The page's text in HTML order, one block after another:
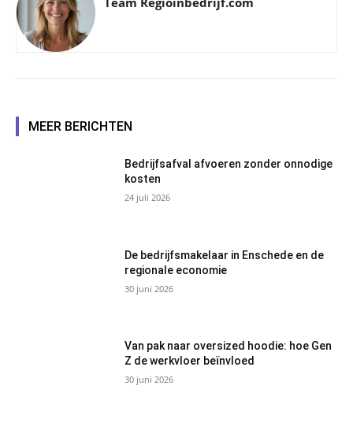
MEER BERICHTEN
Bedrijfsafval afvoeren zonder onnodige
kosten
24 juli 2026
De bedrijfsmakelaar in Enschede en de
regionale economie
30 juni 2026
Van pak naar oversized hoodie: hoe Gen
Z de werkvloer beïnvloed
30 juni 2026